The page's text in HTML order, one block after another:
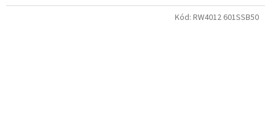
Kód: RW4012 601SSB50